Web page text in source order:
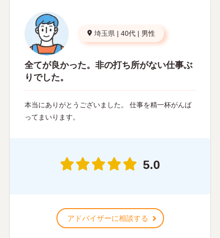
埼玉県 | 40代 | 男性
全てが良かった。非の打ち所がない仕事ぶ
りでした。
本当にありがとうございました。 仕事を精一杯がんば
ってまいります。
5.0
アドバイザーに相談する